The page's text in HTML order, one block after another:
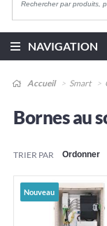
NAVIGATION
Accueil Smart
Bornes au
TRIER PAR
Nouveau